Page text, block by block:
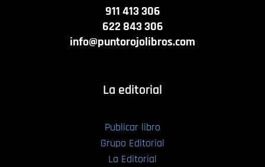
911 413 306
622 843 306
info@puntorojolibros.com
La editorial
Publicar libro
Grupo Editorial
La Editorial